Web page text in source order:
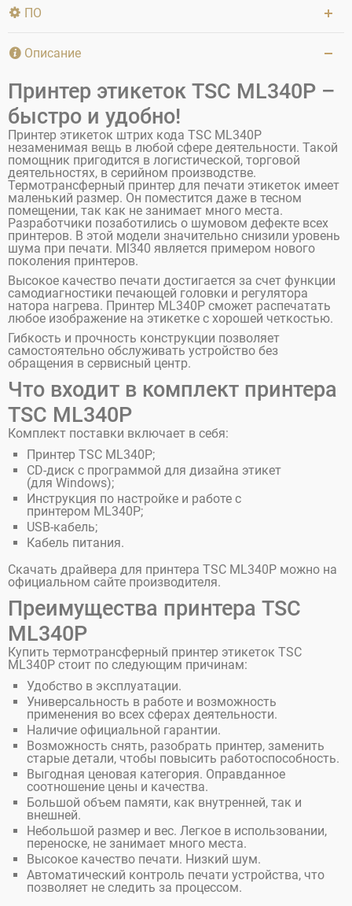
ПО
Описание
Принтер этикеток TSC ML340P –
быстро и удобно!
Принтер этикеток штрих кода TSC ML340P
незаменимая вещь в любой сфере деятельности. Такой
помощник пригодится в логистической, торговой
деятельностях, в серийном производстве.
Термотрансферный принтер для печати этикеток имеет
маленький размер. Он поместится даже в тесном
помещении, так как не занимает много места.
Разработчики позаботились о шумовом дефекте всех
принтеров. В этой модели значительно снизили уровень
шума при печати. Ml340 является примером нового
поколения принтеров.
Высокое качество печати достигается за счет функции
самодиагностики печающей головки и регулятора
натора нагрева. Принтер ML340P сможет распечатать
любое изображение на этикетке с хорошей четкостью.
Гибкость и прочность конструкции позволяет
самостоятельно обслуживать устройство без
обращения в сервисный центр.
Что входит в комплект принтера
TSC ML340P
Комплект поставки включает в себя:
Принтер TSC ML340P;
CD-диск с программой для дизайна этикет
(для Windows);
Инструкция по настройке и работе с
принтером ML340P;
USB-кабель;
Кабель питания.
Скачать драйвера для принтера TSC ML340P можно на
официальном сайте производителя.
Преимущества принтера TSC
ML340P
Купить термотрансферный принтер этикеток TSC
ML340P стоит по следующим причинам:
Удобство в эксплуатации.
Универсальность в работе и возможность
применения во всех сферах деятельности.
Наличие официальной гарантии.
Возможность снять, разобрать принтер, заменить
старые детали, чтобы повысить работоспособность.
Выгодная ценовая категория. Оправданное
соотношение цены и качества.
Большой объем памяти, как внутренней, так и
внешней.
Небольшой размер и вес. Легкое в использовании,
переноске, не занимает много места.
Высокое качество печати. Низкий шум.
Автоматический контроль печати устройства, что
позволяет не следить за процессом.